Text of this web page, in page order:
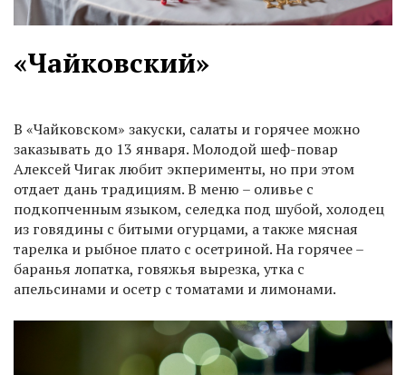
«Чайковский»
В «Чайковском» закуски, салаты и горячее можно
заказывать до 13 января. Молодой шеф-повар
Алексей Чигак любит экперименты, но при этом
отдает дань традициям. В меню – оливье с
подкопченным языком, селедка под шубой, холодец
из говядины с битыми огурцами, а также мясная
тарелка и рыбное плато с осетриной. На горячее –
баранья лопатка, говяжья вырезка, утка с
апельсинами и осетр с томатами и лимонами.